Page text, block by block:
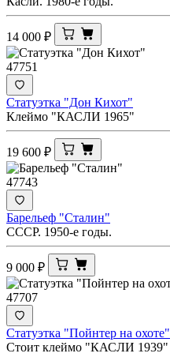
14 000 ₽
47751
Статуэтка "Дон Кихот"
Клеймо "КАСЛИ 1965"
19 600 ₽
47743
Барельеф "Сталин"
СССР. 1950-е годы.
9 000 ₽
47707
Статуэтка "Пойнтер на охоте"
Стоит клеймо "КАСЛИ 1939"